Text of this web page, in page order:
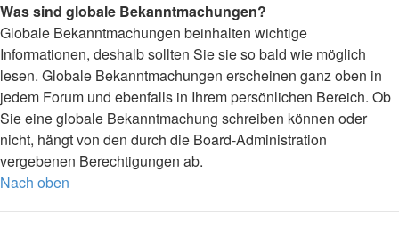
Was sind globale Bekanntmachungen?
Globale Bekanntmachungen beinhalten wichtige
Informationen, deshalb sollten Sie sie so bald wie möglich
lesen. Globale Bekanntmachungen erscheinen ganz oben in
jedem Forum und ebenfalls in Ihrem persönlichen Bereich. Ob
Sie eine globale Bekanntmachung schreiben können oder
nicht, hängt von den durch die Board-Administration
vergebenen Berechtigungen ab.
Nach oben